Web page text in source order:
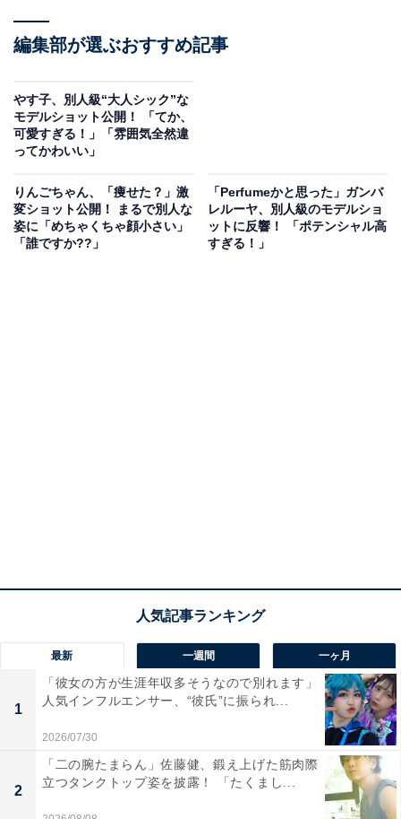
編集部が選ぶおすすめ記事
やす子、別人級“大人シック”な
モデルショット公開！ 「てか、
可愛すぎる！」「雰囲気全然違
ってかわいい」
りんごちゃん、「痩せた？」激
変ショット公開！ まるで別人な
姿に「めちゃくちゃ顔小さい」
「誰ですか??」
「Perfumeかと思った」ガンバ
レルーヤ、別人級のモデルショ
ットに反響！ 「ポテンシャル高
すぎる！」
最新 一週間 一ヶ月
1
「彼女の方が生涯年収多そうなので別れます」
人気インフルエンサー、“彼氏”に振られ...
2026/07/30
2
「二の腕たまらん」佐藤健、鍛え上げた筋肉際
立つタンクトップ姿を披露！ 「たくまし...